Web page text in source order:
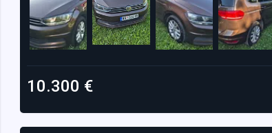
10.300 €